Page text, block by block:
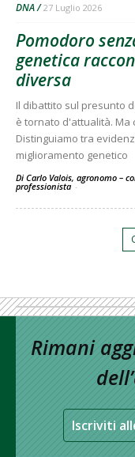
DNA 27 Luglio 2026
Pomodoro
genetica
diversa
Il dibattito sul presunto
è tornato d'attualità. Ma
Distinguiamo tra
miglioramento genetico
Di Carlo Valois, agronomo –
professionista -
Rimani
Iscriviti